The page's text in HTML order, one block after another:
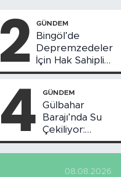
2 GÜNDEM
Bingöl’de
Depremzedeler
İçin Hak Sahipliği
Askı Süreci
4 GÜNDEM
Gülbahar
Barajı’nda Su
Çekiliyor:
Piknikçi Sayısı
Azaldı
08.08.2026